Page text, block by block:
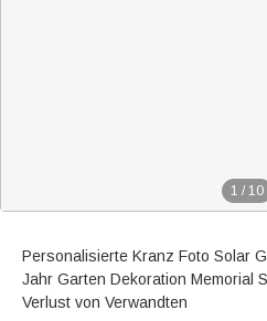
1 / 10
Personalisierte Kranz Foto Solar
Jahr Garten Dekoration Memorial
Verlust von Verwandten